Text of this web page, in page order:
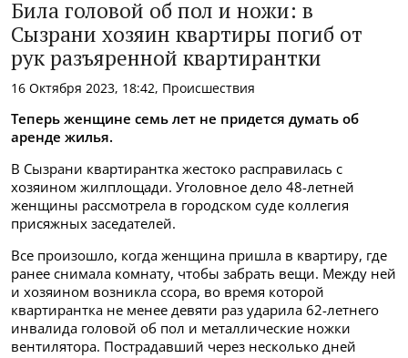
Била головой об пол и ножи: в
Сызрани хозяин квартиры погиб от
рук разъяренной квартирантки
16 Октября 2023, 18:42, Происшествия
Теперь женщине семь лет не придется думать об
аренде жилья.
В Сызрани квартирантка жестоко расправилась с
хозяином жилплощади. Уголовное дело 48-летней
женщины рассмотрела в городском суде коллегия
присяжных заседателей.
Все произошло, когда женщина пришла в квартиру, где
ранее снимала комнату, чтобы забрать вещи. Между ней
и хозяином возникла ссора, во время которой
квартирантка не менее девяти раз ударила 62-летнего
инвалида головой об пол и металлические ножки
вентилятора. Пострадавший через несколько дней